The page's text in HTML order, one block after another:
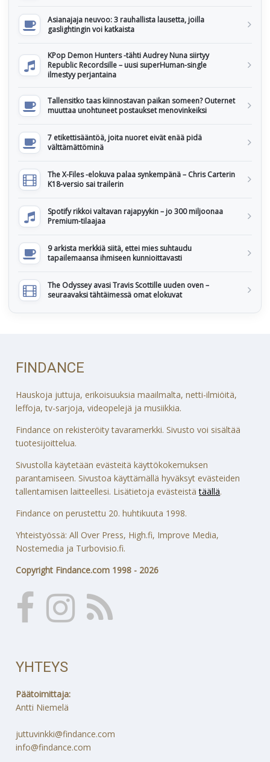
Asianajaja neuvoo: 3 rauhallista lausetta, joilla
gaslightingin voi katkaista
KPop Demon Hunters -tähti Audrey Nuna siirtyy
Republic Recordsille – uusi superHuman-single
ilmestyy perjantaina
Tallensitko taas kiinnostavan paikan someen? Outernet
muuttaa unohtuneet postaukset menovinkeiksi
7 etikettisääntöä, joita nuoret eivät enää pidä
välttämättöminä
The X-Files -elokuva palaa synkempänä – Chris Carterin
K18-versio sai trailerin
Spotify rikkoi valtavan rajapyykin – jo 300 miljoonaa
Premium-tilaajaa
9 arkista merkkiä siitä, ettei mies suhtaudu
tapailemaansa ihmiseen kunnioittavasti
The Odyssey avasi Travis Scottille uuden oven –
seuraavaksi tähtäimessä omat elokuvat
FINDANCE
Hauskoja juttuja, erikoisuuksia maailmalta, netti-ilmiöitä,
leffoja, tv-sarjoja, videopelejä ja musiikkia.
Findance on rekisteröity tavaramerkki. Sivusto voi sisältää
tuotesijoittelua.
Sivustolla käytetään evästeitä käyttökokemuksen
parantamiseen. Sivustoa käyttämällä hyväksyt evästeiden
tallentamisen laitteellesi. Lisätietoja evästeistätäällä.
Findance on perustettu 20. huhtikuuta 1998.
Yhteistyössä: All Over Press, High.fi, Improve Media,
Nostemedia ja Turbovisio.fi.
Copyright Findance.com 1998 - 2026
YHTEYS
Päätoimittaja:
Antti Niemelä
juttuvinkki@findance.com
info@findance.com